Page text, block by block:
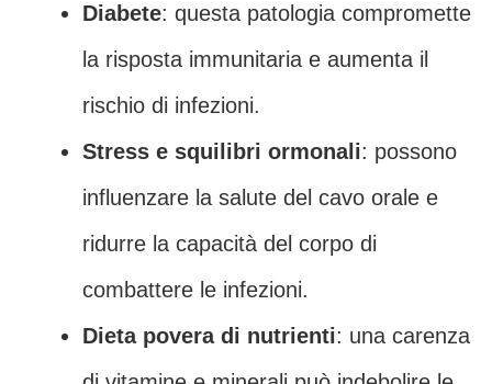
Diabete: questa patologia compromette
la risposta immunitaria e aumenta il
rischio di infezioni.
Stress e squilibri ormonali: possono
influenzare la salute del cavo orale e
ridurre la capacità del corpo di
combattere le infezioni.
Dieta povera di nutrienti: una carenza